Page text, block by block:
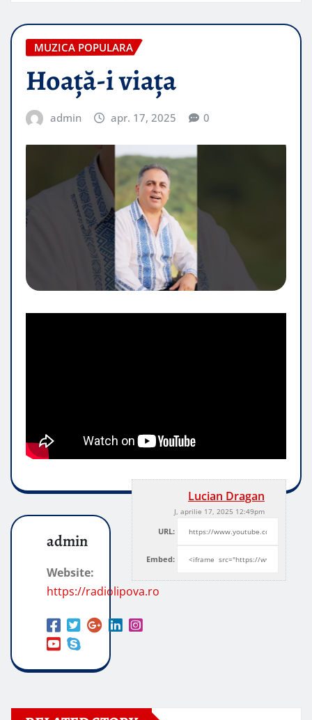
MUZICA POPULARA
Hoață-i viața
admin apr. 17, 2025 0
Lucian Dragan
J, aprilie 17, 2025 12:49pm
URL:
Embed:
admin
Website:
https://radiolipova.ro